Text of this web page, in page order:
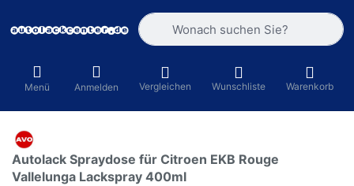
Geben Sie einen Suchbegriff ein.
Menü Anmelden Vergleichen Wunschliste Warenkorb
Autolack Spraydose für Citroen EKB Rouge
Vallelunga Lackspray 400ml